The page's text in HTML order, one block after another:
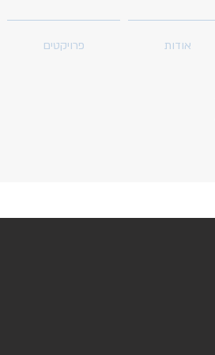
אודות פרויקטים